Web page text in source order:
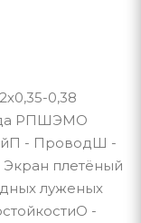
0,38
РПШЭМО
- ПроводШ -
плетёный
луженых
-